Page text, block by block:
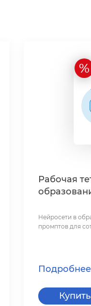
%
Рабочая
школ и
Нейросети в
промптов для
Подробнее
Купить